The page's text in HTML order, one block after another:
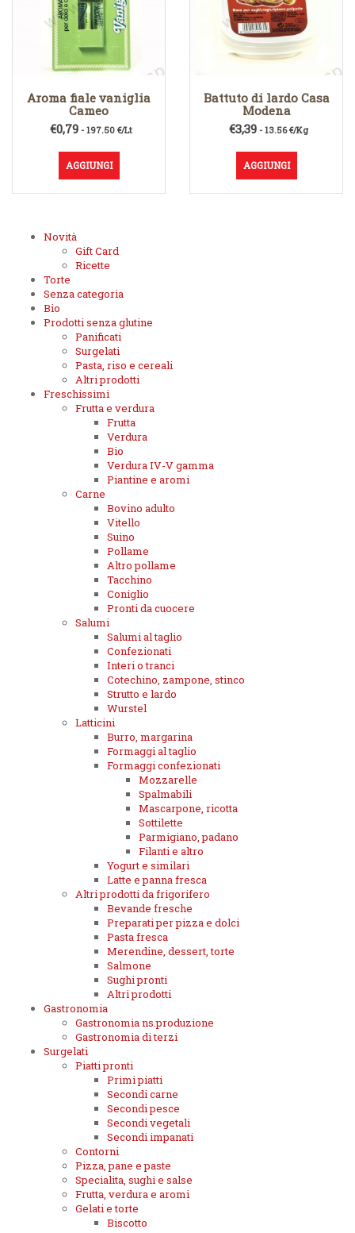
Aroma fiale vaniglia
Cameo
€0,79- 197.50 €/Lt
AGGIUNGI
Battuto di lardo Casa
Modena
€3,39- 13.56 €/Kg
AGGIUNGI
Novità
Gift Card
Ricette
Torte
Senza categoria
Bio
Prodotti senza glutine
Panificati
Surgelati
Pasta, riso e cereali
Altri prodotti
Freschissimi
Frutta e verdura
Frutta
Verdura
Bio
Verdura IV-V gamma
Piantine e aromi
Carne
Bovino adulto
Vitello
Suino
Pollame
Altro pollame
Tacchino
Coniglio
Pronti da cuocere
Salumi
Salumi al taglio
Confezionati
Interi o tranci
Cotechino, zampone, stinco
Strutto e lardo
Wurstel
Latticini
Burro, margarina
Formaggi al taglio
Formaggi confezionati
Mozzarelle
Spalmabili
Mascarpone, ricotta
Sottilette
Parmigiano, padano
Filanti e altro
Yogurt e similari
Latte e panna fresca
Altri prodotti da frigorifero
Bevande fresche
Preparati per pizza e dolci
Pasta fresca
Merendine, dessert, torte
Salmone
Sughi pronti
Altri prodotti
Gastronomia
Gastronomia ns.produzione
Gastronomia di terzi
Surgelati
Piatti pronti
Primi piatti
Secondi carne
Secondi pesce
Secondi vegetali
Secondi impanati
Contorni
Pizza, pane e paste
Specialita, sughi e salse
Frutta, verdura e aromi
Gelati e torte
Biscotto